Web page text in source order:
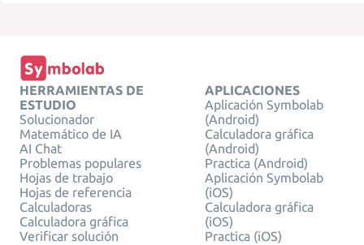
HERRAMIENTAS DE
ESTUDIO
Solucionador
Matemático de IA
AI Chat
Problemas populares
Hojas de trabajo
Hojas de referencia
Calculadoras
Calculadora gráfica
Verificar solución
APLICACIONES
Aplicación Symbolab
(Android)
Calculadora gráfica
(Android)
Practica (Android)
Aplicación Symbolab
(iOS)
Calculadora gráfica
(iOS)
Practica (iOS)